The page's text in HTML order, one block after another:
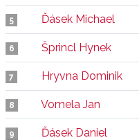
5 Ďásek Michael
6 Šprincl Hynek
7 Hryvna Dominik
8 Vomela Jan
9 Ďásek Daniel